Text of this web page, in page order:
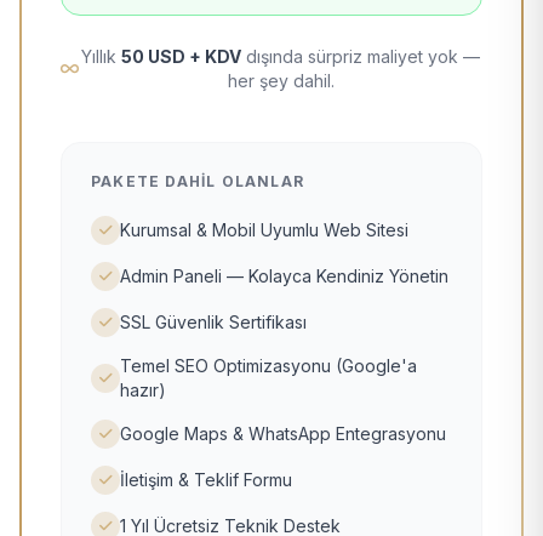
Yıllık 50 USD + KDV dışında sürpriz maliyet yok —
her şey dahil.
PAKETE DAHIL OLANLAR
Kurumsal & Mobil Uyumlu Web Sitesi
Admin Paneli — Kolayca Kendiniz Yönetin
SSL Güvenlik Sertifikası
Temel SEO Optimizasyonu (Google'a
hazır)
Google Maps & WhatsApp Entegrasyonu
İletişim & Teklif Formu
1 Yıl Ücretsiz Teknik Destek